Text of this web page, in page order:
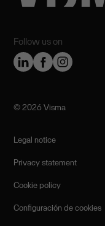
Follow us on
©️ 2026 Visma
Legal notice
Privacy statement
Cookie policy
Configuración de cookies